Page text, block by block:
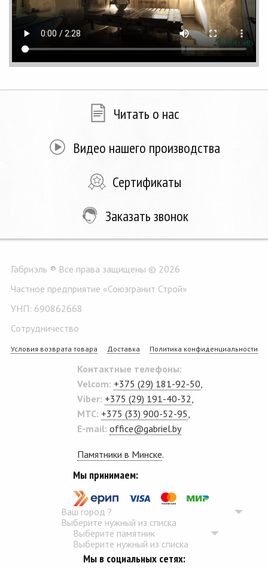
Читать о нас
Видео нашего производства
Сертификаты
Заказать звонок
Габриэль ® Все права защищены © 2026
Частное предприятие «Союзгранит Строй»
УНП: 690862668
Сотрудничество
Условия возврата товара Доставка Политика конфиденциальности
Контактные телефоны:
Velcom: +375 (29) 181-92-50
Viber: +375 (29) 191-40-32
MTC: +375 (33) 900-52-95
E-mail: office@gabriel.by
Памятники в Минске.
Мы принимаем:
Ваш город ?
Выберите нужный из списка
Выберите памятник
Выберите нужный из списка
Мы в социальных сетях: